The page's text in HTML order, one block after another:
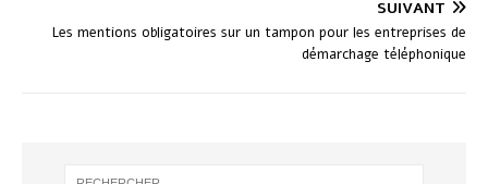
SUIVANT
Les mentions obligatoires sur un tampon pour les entreprises de
démarchage téléphonique